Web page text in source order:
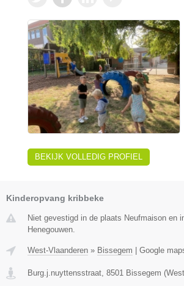
BEKIJK VOLLEDIG PROFIEL
Kinderopvang kribbeke
Niet gevestigd in de plaats Neufmaison en
Henegouwen.
West-Vlaanderen » Bissegem Google
Burg.j.nuyttensstraat, 8501 Bissegem (